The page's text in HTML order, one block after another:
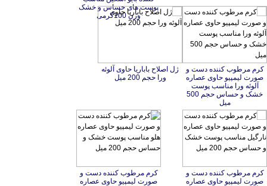
وزن 100گرمی
کرم مرطوب کننده دست و
صورت لیمپیو حاوی عصاره
آلوئه ورا مناسب پوست
خشک و حساس حجم 500
میل
ژل اصلاح باباریا حاوی آلوئه
ورا حجم 200 میل
کرم مرطوب کننده دست و
صورت لیمپیو حاوی عصاره
نارگیل مناسب پوست خشک کرم مرطوب کننده دست و
صورت لیمپیو حاوی عصاره
هلو مناسب پوست خشک و